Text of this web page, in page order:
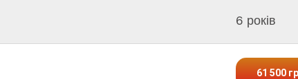
6 років
61 500